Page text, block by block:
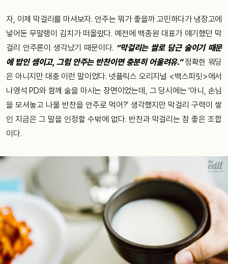
자, 이제 막걸리를 마셔보자. 안주는 뭐가 좋을까 고민하다가 냉장고에
넣어둔 무말랭이 김치가 떠올랐다. 예전에 백종원 대표가 얘기했던 막
걸리 안주론이 생각났기 때문이다. “막걸리는 쌀로 담근 술이기 때문
에 밥인 셈이고, 그럼 안주는 반찬이면 충분히 어울려유.”정확한 워딩
은 아니지만 대충 이런 말이었다. 넷플릭스 오리지널 <백스피릿>에서
나영석 PD와 함께 술을 마시는 장면이었는데, 그 당시에는 ‘아니, 손님
을 모셔놓고 나물 반찬을 안주로 먹어?’ 생각했지만 막걸리 구력이 쌓
인 지금은 그 말을 인정할 수밖에 없다. 반찬과 막걸리는 참 좋은 조합
이다.